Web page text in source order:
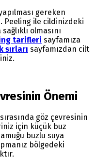
gereken
Peeling ile cildinizdeki
olmasını
tarifleri sayfamıza
sırları sayfamızdan cilt
Önemi
göz çevresinin
için küçük buz
buzlu suya
bölgedeki